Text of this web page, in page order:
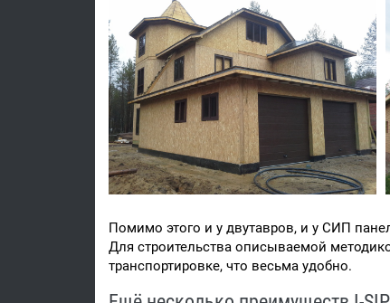
Помимо этого и у двутавров, и у СИП
Для строительства описываемой
транспортировке, что весьма удобно.